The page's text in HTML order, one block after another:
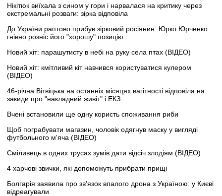
Нікітюк виїхала з сином у гори і нарвалася на критику через
екстремальні розваги: зірка відповіла
До України раптово прибув зірковий росіянин: Юрко Юрченко
гнівно розніс його "хорошу" позицію
Новий хіт: парашутисту в небі на руку села птах (ВІДЕО)
Новий хіт: кмітливий кіт навчився користуватися кулером
(ВІДЕО)
46-річна Вітвіцька на останніх місяцях вагітності відповіла на
закиди про "накладний живіт" і ЕКЗ
Вчені встановили ще одну користь споживання риби
Щоб пограбувати магазин, чоловік одягнув маску у вигляді
футбольного м'яча (ВІДЕО)
Сміливець в одних трусах зумів дати відсіч злодіям (ВІДЕО)
4 харчові звички, які допоможуть прибрати прищі
Болгарія заявила про зв'язок впалого дрона з Україною: у Києві
відреагували